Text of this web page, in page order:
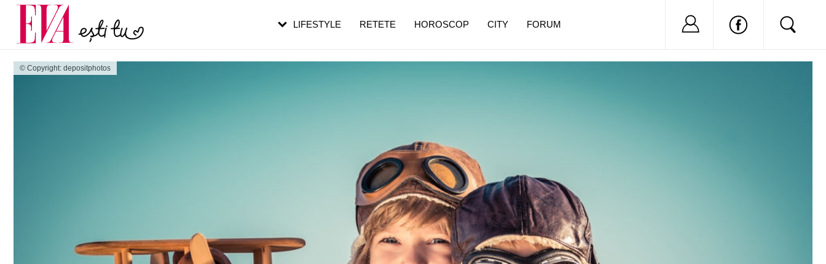
© Copyright: depositphotos
LIFESTYLE RETETE HOROSCOP CITY FORUM Nu ai cont?
Carieră
Actualitate
pe măsură ce înaintezi în vârstă